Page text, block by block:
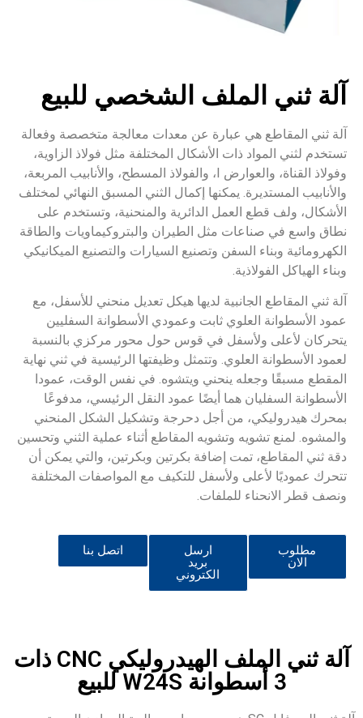
آلة ثني الملف الشخصي للبيع
آلة ثني المقاطع هي عبارة عن معدات معالجة متخصصة وفعالة
تستخدم لثني المواد ذات الأشكال المختلفة مثل فولاذ الزاوية،
وفولاذ القناة، والعوارض I، والفولاذ المسطح، والأنابيب المربعة،
والأنابيب المستديرة. يمكنها إكمال الثني المسبق النهائي لمختلف
الأشكال، ولف قطع العمل الدائرية والمنحنية، وتستخدم على
نطاق واسع في صناعات مثل الطيران والبتروكيماويات والطاقة
الكهرومائية وبناء السفن وتصنيع السيارات والتصنيع الميكانيكي
وبناء الهياكل الفولاذية.
آلة ثني المقاطع الجانبية لديها هيكل تعديل منحني للأسفل، مع
عمود الأسطوانة العلوي ثابت وعمودي الأسطوانة السفليين
يتحركان لأعلى ولأسفل في قوس حول محور مركزي بالنسبة
لعمود الأسطوانة العلوي. وتتمثل وظيفتها الرئيسية في ثني نهاية
المقطع مسبقًا وجعله ينحني ويتشوه. في نفس الوقت، عمودا
الأسطوانة السفليان هما أيضًا عمود النقل الرئيسي، مدفوعًا
بمحرك هيدروليكي، من أجل دحرجة وتشكيل الشكل المنحني
والمشوه. لمنع تشويه وتشويه المقاطع أثناء عملية الثني وتحسين
دقة ثني المقاطع، تمت إضافة بكرتين وبكرتين، والتي يمكن أن
تتحرك عموديًا لأعلى ولأسفل للتكيف مع المواصفات المختلفة
ونصف قطر الانحناء للملفات.
مطلوب
الان
ارسل
بريد
الكتروني
اتصل بنا
آلة ثني الملف الهيدروليكي CNC ذات
3 أسطوانة W24S للبيع